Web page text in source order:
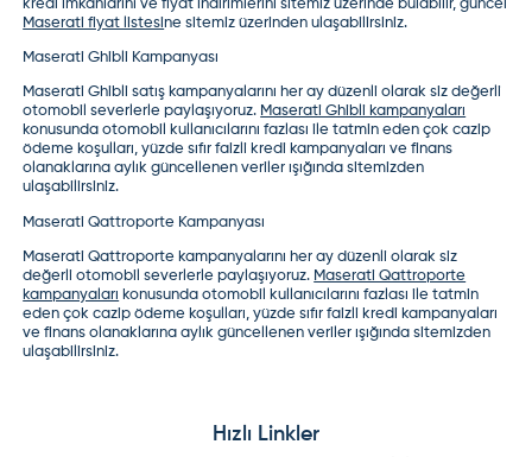
kredi imkânlarını ve fiyat indirimlerini sitemiz üzerinde bulabilir, güncel
Maserati fiyat listesine sitemiz üzerinden ulaşabilirsiniz.
Maserati Ghibli Kampanyası
Maserati Ghiblisatış kampanyalarını her ay düzenli olarak siz değerli
otomobil severlerle paylaşıyoruz. Maserati Ghibli kampanyaları
konusunda otomobil kullanıcılarını fazlası ile tatmin eden çok cazip
ödeme koşulları, yüzde sıfır faizli kredi kampanyaları ve finans
olanaklarına aylık güncellenen veriler ışığında sitemizden
ulaşabilirsiniz.
Maserati Qattroporte Kampanyası
Maserati Qattroporte kampanyalarını her ay düzenli olarak siz
değerli otomobil severlerle paylaşıyoruz. Maserati Qattroporte
kampanyaları konusunda otomobil kullanıcılarını fazlası ile tatmin
eden çok cazip ödeme koşulları, yüzde sıfır faizli kredi kampanyaları
ve finans olanaklarına aylık güncellenen veriler ışığında sitemizden
ulaşabilirsiniz.
Hızlı Linkler